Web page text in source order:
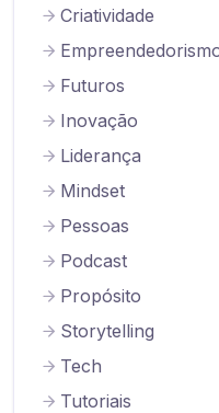
Criatividade
Futuros
Inovação
Liderança
Mindset
Pessoas
Podcast
Propósito
Storytelling
Tech
Tutoriais